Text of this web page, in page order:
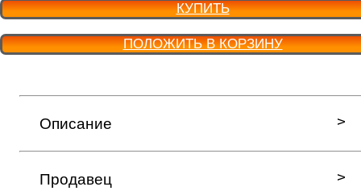
КУПИТЬ
ПОЛОЖИТЬ В КОРЗИНУ
Описание
Продавец